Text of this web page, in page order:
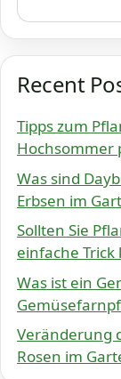
Recent
Tipps zum
Hochsommer
Was sind
Erbsen im
Sollten Sie
einfache
Was ist ein
Veränderung
Rosen im